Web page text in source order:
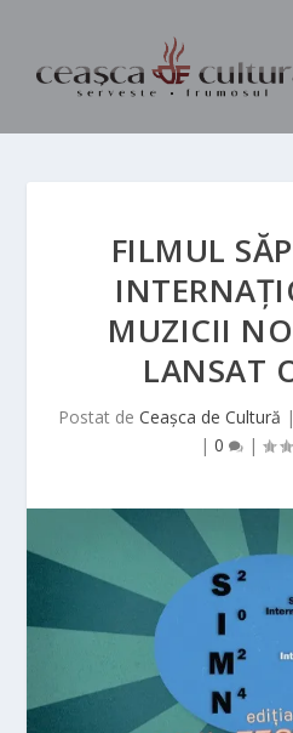
FILMUL
MUZICII
LANSAT
Postat de Ceașca de Cultură |
| 0 |